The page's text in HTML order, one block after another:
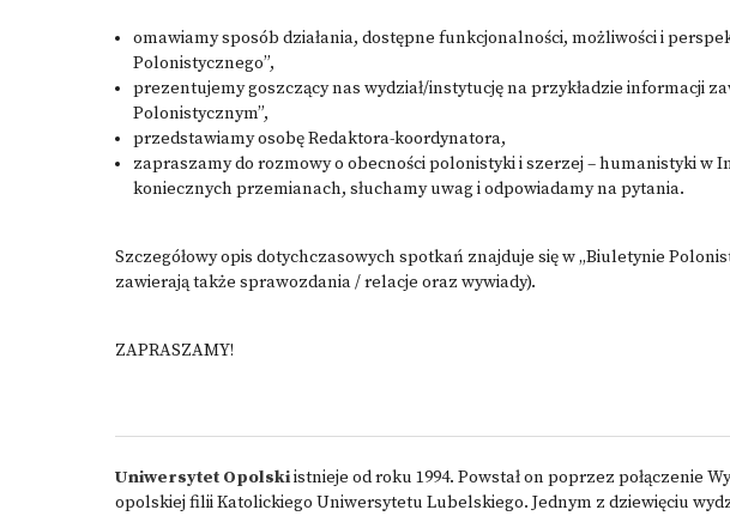
omawiamy sposób działania, dostępne funkcjonalności, możliwości i
Polonistycznego”,
prezentujemy goszczący nas wydział/instytucję na przykładzie informacji
Polonistycznym”,
przedstawiamy osobę Redaktora-koordynatora,
zapraszamy do rozmowy o obecności polonistyki i szerzej – humanistyki w
koniecznych przemianach, słuchamy uwag i odpowiadamy na pytania.
Szczegółowy opis dotychczasowych spotkań znajduje się w „Biuletynie
zawierają także sprawozdania / relacje oraz wywiady).
ZAPRASZAMY!
Uniwersytet Opolskiistnieje od roku 1994. Powstał on poprzez połączenie
opolskiej filii Katolickiego Uniwersytetu Lubelskiego. Jednym z dziewięciu